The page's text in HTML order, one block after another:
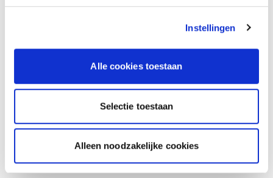
Instellingen
Alle cookies toestaan
Selectie toestaan
Alleen noodzakelijke cookies